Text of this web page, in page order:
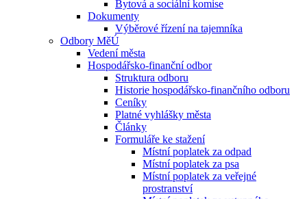
Bytová a sociální komise
Dokumenty
Výběrové řízení na tajemníka
Odbory MěÚ
Vedení města
Hospodářsko-finanční odbor
Struktura odboru
Historie hospodářsko-finančního odboru
Ceníky
Platné vyhlášky města
Články
Formuláře ke stažení
Místní poplatek za odpad
Místní poplatek za psa
Místní poplatek za veřejné
prostranství